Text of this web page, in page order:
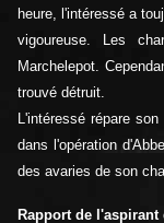
heure, l'intéressé a
vigoureuse. Les
Marchelepot.
trouvé détruit.
L'intéressé répare
dans l'opération
des avaries de son
Rapport de l'aspirant